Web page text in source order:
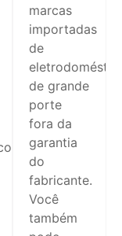
marcas
importadas
de
de grande
porte
fora da
garantia
do
fabricante.
Você
também